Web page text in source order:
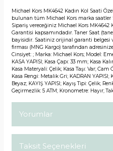
Michael Kors MK4642 Kadın Kol Saati
bulunan tüm Michael Kors marka saatler
Sipariş vereceğiniz Michael Kors MK4642
Garantisi kapsamındadır. Taner Saat
bayisidir. Saatiniz orijinal garanti belgesi
firması (MNG Kargo) tarafından
Cinsiyet: ; Marka: Michael Kors; Model:
KASA YAPISI; Kasa Çapı: 33 mm; Kasa
Kasa Materyali: Çelik; Kasa Taşı: Var;
Kasa Rengi: Metalik Gri; KADRAN
Beyaz; KAYIŞ YAPISI; Kayış Tipi: Çelik;
Geçirmezlik: 5 ATM; Kronometre: Hayır;
Yorumlar
Taksit Seçenekleri